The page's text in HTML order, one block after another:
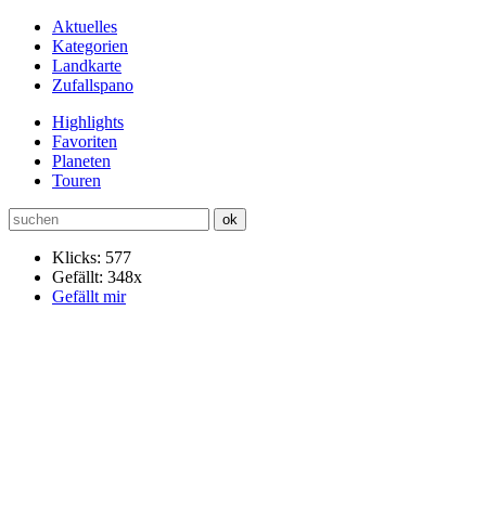
Aktuelles
Kategorien
Landkarte
Zufallspano
Highlights
Favoriten
Planeten
Touren
Klicks: 577
Gefällt: 348x
Gefällt mir